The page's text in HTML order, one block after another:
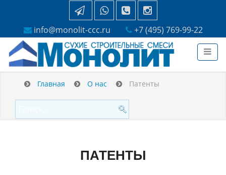
info@monolit-ccc.ru +7 (495) 769-99-22
Главная О нас Патенты
ПАТЕНТЫ